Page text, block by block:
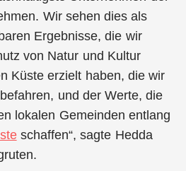
Wir sehen dies als
Ergebnisse, die wir
von Natur und Kultur
Küste erzielt haben, die wir
und der Werte, die
lokalen Gemeinden entlang
schaffen“, sagte Hedda